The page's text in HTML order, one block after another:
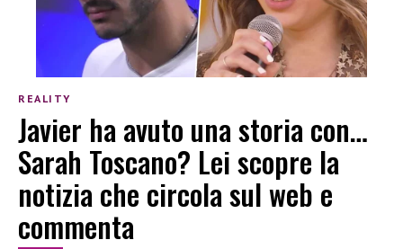
REALITY
Javier ha avuto una storia con…
Sarah Toscano? Lei scopre la
notizia che circola sul web e
commenta